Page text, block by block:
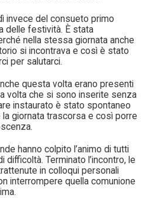
invece del consueto primo
delle festività. È stata
nella stessa giornata anche
si incontrava e così è stato
per salutarci.
questa volta erano presenti
volta che si sono inserite senza
instaurato è stato spontaneo
giornata trascorsa e così porre
hanno colpito l’animo di tutti
difficoltà. Terminato l’incontro, le
in colloqui personali
interrompere quella comunione